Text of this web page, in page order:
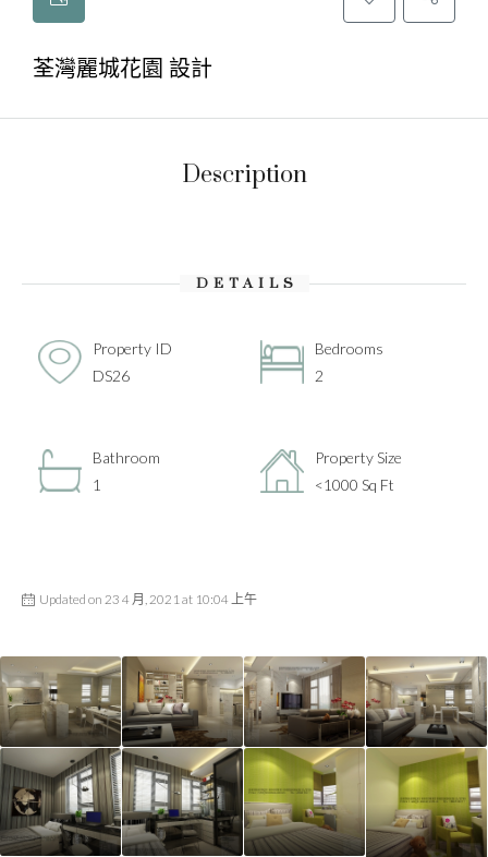
荃灣麗城花園 設計
Description
DETAILS
Property ID
DS26
Bedrooms
2
Bathroom
1
Property Size
<1000 Sq Ft
Updated on 23 4 月, 2021 at 10:04 上午